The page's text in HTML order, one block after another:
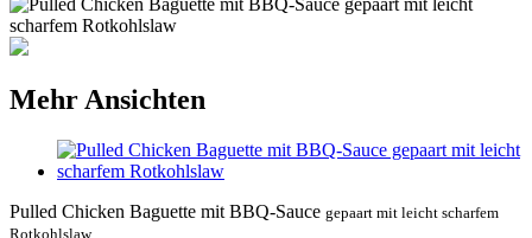
Mehr Ansichten
Pulled Chicken Baguette mit BBQ-Sauce gepaart mit leicht scharfem
Rotkohlslaw